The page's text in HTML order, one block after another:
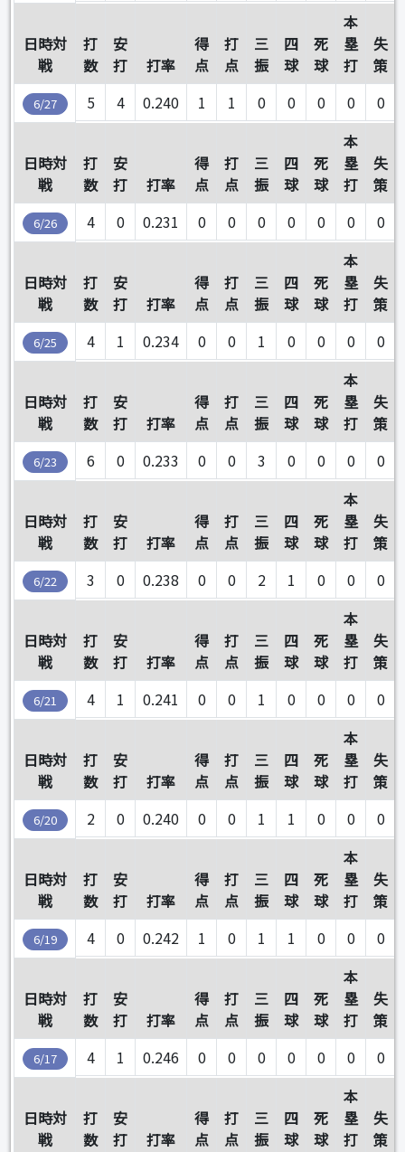
日時対
戦
打
数
安
打
打率
得
点
打
点
三
振
四
球
死
球
本
塁
打
失
策
6/27 5 4 0.240 1 1 0 0 0 0 0
日時対
戦
打
数
安
打
打率
得
点
打
点
三
振
四
球
死
球
本
塁
打
失
策
6/26 4 0 0.231 0 0 0 0 0 0 0
日時対
戦
打
数
安
打
打率
得
点
打
点
三
振
四
球
死
球
本
塁
打
失
策
6/25 4 1 0.234 0 0 1 0 0 0 0
日時対
戦
打
数
安
打
打率
得
点
打
点
三
振
四
球
死
球
本
塁
打
失
策
6/23 6 0 0.233 0 0 3 0 0 0 0
日時対
戦
打
数
安
打
打率
得
点
打
点
三
振
四
球
死
球
本
塁
打
失
策
6/22 3 0 0.238 0 0 2 1 0 0 0
日時対
戦
打
数
安
打
打率
得
点
打
点
三
振
四
球
死
球
本
塁
打
失
策
6/21 4 1 0.241 0 0 1 0 0 0 0
日時対
戦
打
数
安
打
打率
得
点
打
点
三
振
四
球
死
球
本
塁
打
失
策
6/20 2 0 0.240 0 0 1 1 0 0 0
日時対
戦
打
数
安
打
打率
得
点
打
点
三
振
四
球
死
球
本
塁
打
失
策
6/19 4 0 0.242 1 0 1 1 0 0 0
日時対
戦
打
数
安
打
打率
得
点
打
点
三
振
四
球
死
球
本
塁
打
失
策
6/17 4 1 0.246 0 0 0 0 0 0 0
日時対
戦
打
数
安
打
打率
得
点
打
点
三
振
四
球
死
球
本
塁
打
失
策